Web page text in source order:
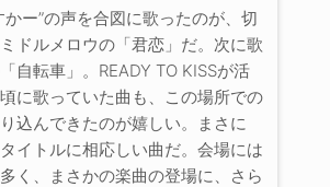
ー”の声を合図に歌ったのが、切
ドルメロウの「君恋」だ。次に歌
自転車」。READY TO KISSが活
に歌っていた曲も、この場所での
込んできたのが嬉しい。まさに
イトルに相応しい曲だ。会場には
く、まさかの楽曲の登場に、さら